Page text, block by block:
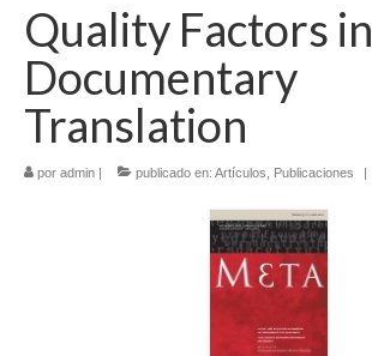
Quality Factors in
Documentary
Translation
por admin | publicado en: Artículos Publicaciones |